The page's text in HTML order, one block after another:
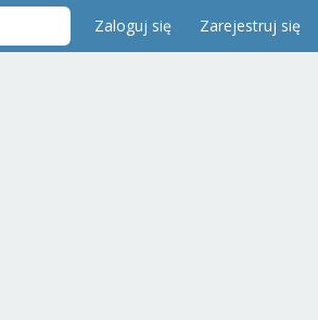
Zaloguj się Zarejestruj się